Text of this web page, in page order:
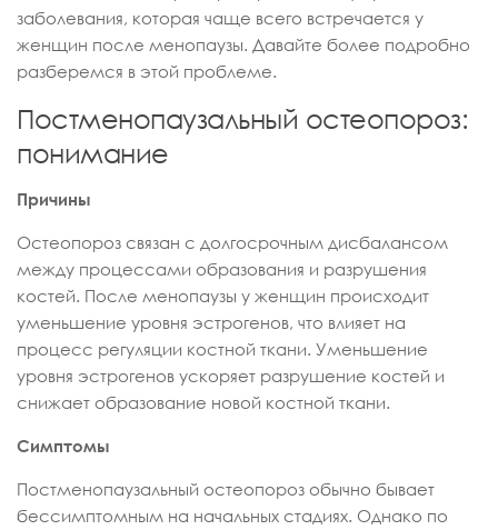
заболевания, которая чаще всего встречается у
женщин после менопаузы. Давайте более подробно
разберемся в этой проблеме.
Постменопаузальный остеопороз:
понимание
Причины
Остеопороз связан с долгосрочным дисбалансом
между процессами образования и разрушения
костей. После менопаузы у женщин происходит
уменьшение уровня эстрогенов, что влияет на
процесс регуляции костной ткани. Уменьшение
уровня эстрогенов ускоряет разрушение костей и
снижает образование новой костной ткани.
Симптомы
Постменопаузальный остеопороз обычно бывает
бессимптомным на начальных стадиях. Однако по